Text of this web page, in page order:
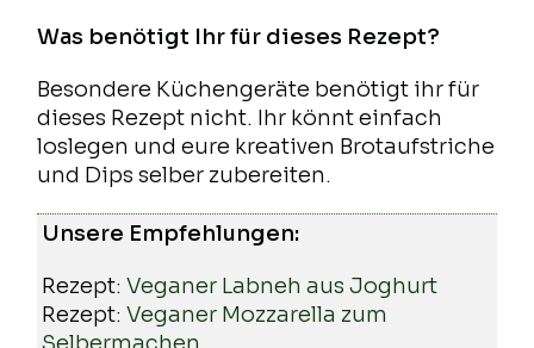
Was benötigt Ihr für dieses Rezept?
Besondere Küchengeräte benötigt ihr für
dieses Rezept nicht. Ihr könnt einfach
loslegen und eure kreativen Brotaufstriche
und Dips selber zubereiten.
Unsere Empfehlungen:
Rezept:Veganer Labneh aus Joghurt
Rezept:Veganer Mozzarella zum